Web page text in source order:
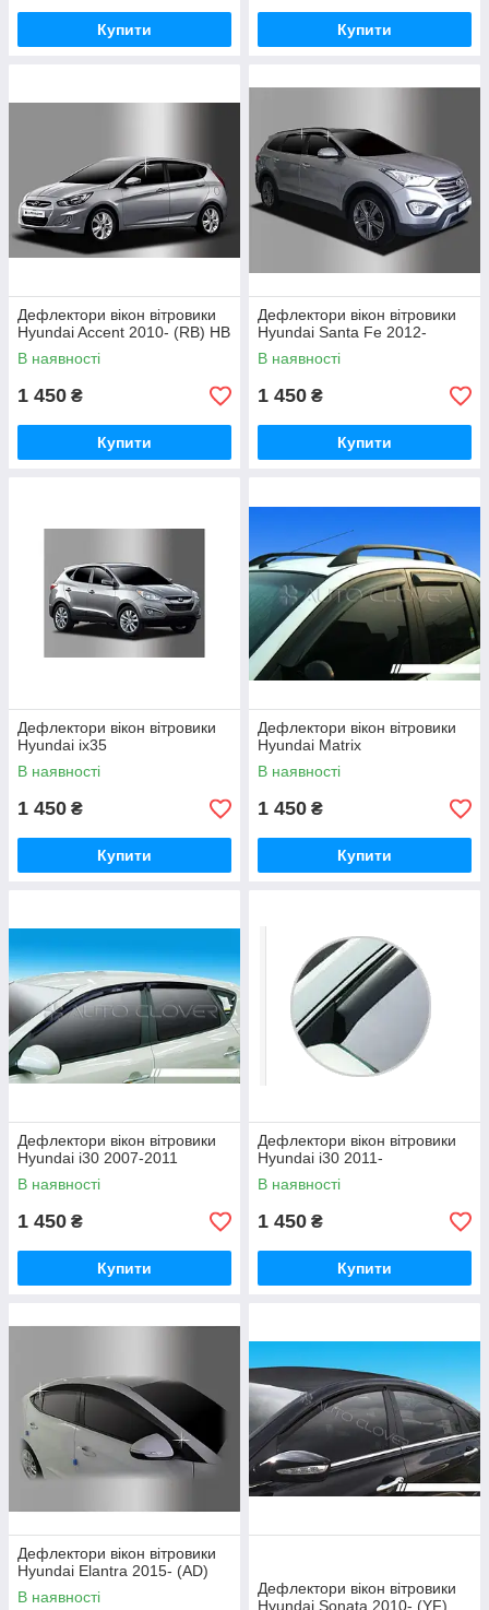
Купити Купити
Дефлектори вікон вітровики
Hyundai Accent 2010- (RB) HB
В наявності
1 450 ₴
Купити
Дефлектори вікон вітровики
Hyundai Santa Fe 2012-
В наявності
1 450 ₴
Купити
Дефлектори вікон вітровики
Hyundai ix35
В наявності
1 450 ₴
Купити
Дефлектори вікон вітровики
Hyundai Matrix
В наявності
1 450 ₴
Купити
Дефлектори вікон вітровики
Hyundai i30 2007-2011
В наявності
1 450 ₴
Купити
Дефлектори вікон вітровики
Hyundai i30 2011-
В наявності
1 450 ₴
Купити
Дефлектори вікон вітровики
Hyundai Elantra 2015- (AD)
В наявності
Дефлектори вікон вітровики
Hyundai Sonata 2010- (YF)